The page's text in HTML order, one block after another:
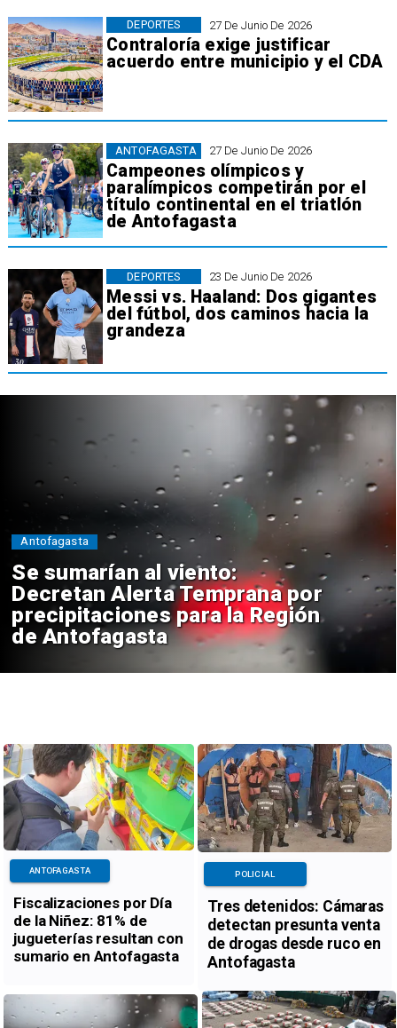
27 De Junio De 2026
Contraloría exige justificar
acuerdo entre municipio y el CDA
DEPORTES
27 De Junio De 2026
Campeones olímpicos y
paralímpicos competirán por el
título continental en el triatlón
de Antofagasta
ANTOFAGASTA
23 De Junio De 2026
Messi vs. Haaland: Dos gigantes
del fútbol, dos caminos hacia la
grandeza
DEPORTES
Se sumarían al viento:
Decretan Alerta Temprana por
precipitaciones para la Región
de Antofagasta
Antofagasta
Fiscalizaciones por Día
de la Niñez: 81% de
jugueterías resultan con
sumario en Antofagasta
ANTOFAGASTA
Tres detenidos: Cámaras
detectan presunta venta
de drogas desde ruco en
Antofagasta
POLICIAL